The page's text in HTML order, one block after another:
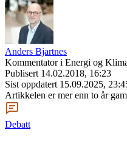
Anders Bjartnes
Kommentator i Energi og
Publisert 14.02.2018, 16:23
Sist oppdatert 15.09.2025,
Artikkelen er mer enn to år
Debatt